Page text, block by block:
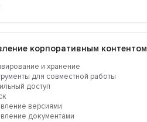
корпоративным контентом
и хранение
для совместной работы
доступ
версиями
документами